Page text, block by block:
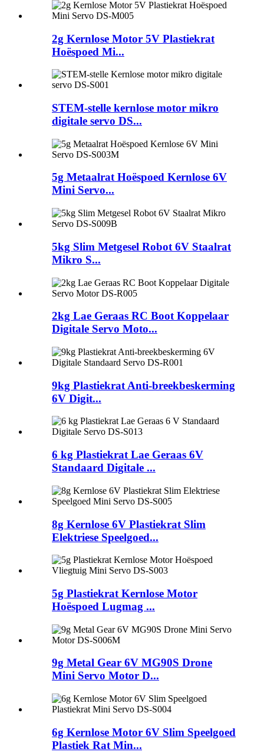
2g Kernlose Motor 5V Plastiekrat
Hoëspoed Mi...
STEM-stelle kernlose motor mikro
digitale servo DS...
5g Metaalrat Hoëspoed Kernlose 6V
Mini Servo...
5kg Slim Metgesel Robot 6V Staalrat
Mikro S...
2kg Lae Geraas RC Boot Koppelaar
Digitale Servo Moto...
9kg Plastiekrat Anti-breekbeskerming
6V Digit...
6 kg Plastiekrat Lae Geraas 6V
Standaard Digitale ...
8g Kernlose 6V Plastiekrat Slim
Elektriese Speelgoed...
5g Plastiekrat Kernlose Motor
Hoëspoed Lugmag ...
9g Metal Gear 6V MG90S Drone
Mini Servo Motor D...
6g Kernlose Motor 6V Slim Speelgoed
Plastiek Rat Min...